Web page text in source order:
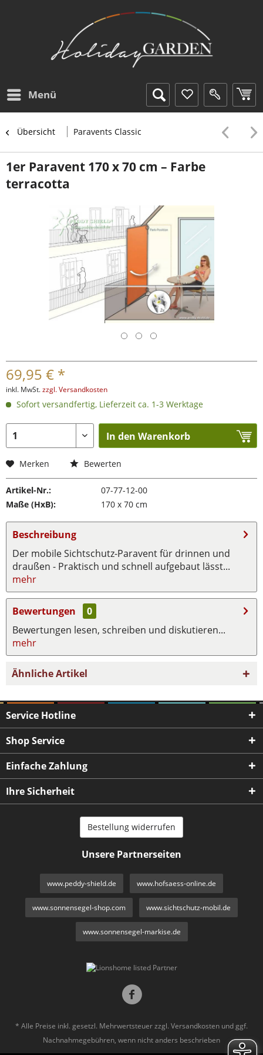
Menü
Übersicht Paravents Classic
1er Paravent 170 x 70 cm – Farbe
terracotta
69,95 € *
inkl. MwSt.zzgl. Versandkosten
Sofort versandfertig, Lieferzeit ca. 1-3 Werktage
In den Warenkorb
Merken Bewerten
Artikel-Nr.:
07-77-12-00
Maße (HxB):
170 x 70 cm
Beschreibung
Der mobile Sichtschutz-Paravent für drinnen und
draußen - Praktisch und schnell aufgebaut lässt...
mehr
Bewertungen
0
Bewertungen lesen, schreiben und diskutieren...
mehr
Ähnliche Artikel
Service Hotline
Shop Service
Einfache Zahlung
Ihre Sicherheit
Bestellung widerrufen
Unsere Partnerseiten
www.peddy-shield.de www.hofsaess-online.de
www.sonnensegel-shop.com www.sichtschutz-mobil.de
www.sonnensegel-markise.de
* Alle Preise inkl. gesetzl. Mehrwertsteuer zzgl. Versandkosten und ggf.
Nachnahmegebühren, wenn nicht anders beschrieben